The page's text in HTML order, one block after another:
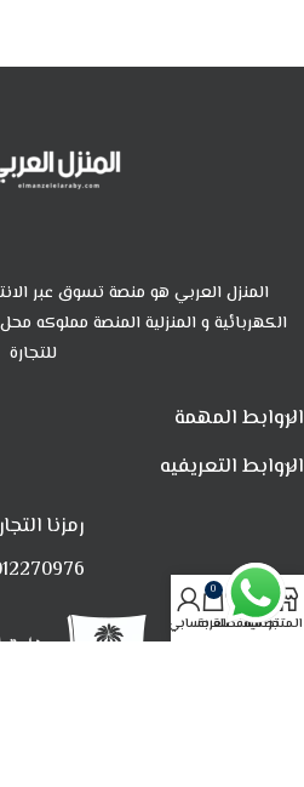
المنزل العربي هو منصة تسوق عبر
الكهربائية و المنزلية المنصة
للتجارة
الروابط المهمة
الروابط التعريفيه
رمزنا
المتجرتصفيةالمفضلة
0
العربةحسابي